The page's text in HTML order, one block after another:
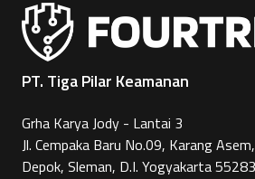
PT. Tiga Pilar Keamanan
Grha Karya Jody - Lantai 3
Jl. Cempaka Baru No.09, Karang
Depok, Sleman, D.I. Yogyakarta 55283